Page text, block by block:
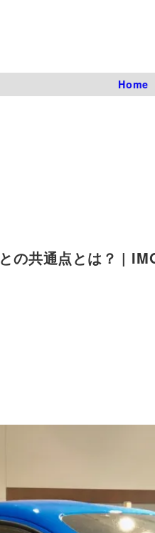
Home
の共通点とは？ |